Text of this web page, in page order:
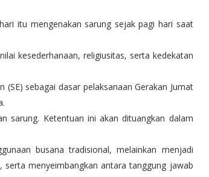
itu mengenakan sarung sejak pagi hari saat
kesederhanaan, religiusitas, serta kedekatan
sebagai dasar pelaksanaan Gerakan Jumat
sarung. Ketentuan ini akan dituangkan dalam
busana tradisional, melainkan menjadi
menyeimbangkan antara tanggung jawab